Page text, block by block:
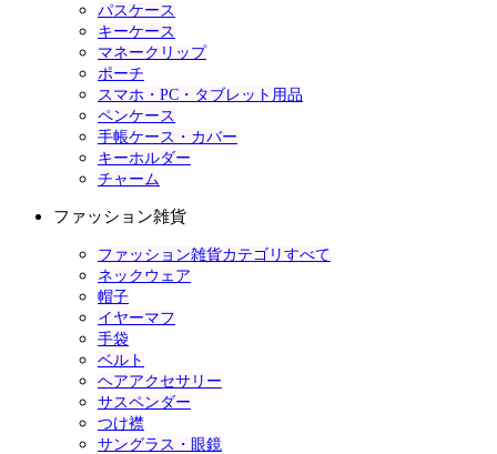
パスケース
キーケース
マネークリップ
ポーチ
スマホ・PC・タブレット用品
ペンケース
手帳ケース・カバー
キーホルダー
チャーム
ファッション雑貨
ファッション雑貨カテゴリすべて
ネックウェア
帽子
イヤーマフ
手袋
ベルト
ヘアアクセサリー
サスペンダー
つけ襟
サングラス・眼鏡